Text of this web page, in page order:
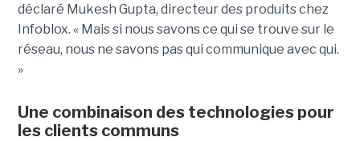
déclaré Mukesh Gupta, directeur des produits chez
Infoblox. « Mais si nous savons ce qui se trouve sur le
réseau, nous ne savons pas qui communique avec qui.
»
Une combinaison des technologies pour
les clients communs